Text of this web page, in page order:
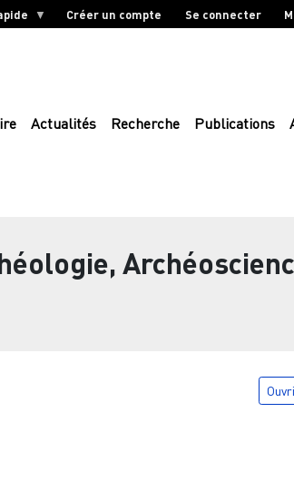
Créer un compte Se connecter
Actualités Recherche Publications